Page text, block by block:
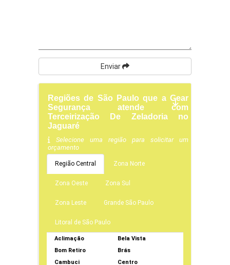
Enviar
Regiões de São Paulo que a Gear
Segurança atende com
Terceirização De Zeladoria no
Jaguaré
Selecione uma região para solicitar um
orçamento
Região Central Zona Norte
Zona Oeste Zona Sul
Zona Leste Grande São Paulo
Litoral de São Paulo
Aclimação
Bela Vista
Bom Retiro
Brás
Cambuci
Centro